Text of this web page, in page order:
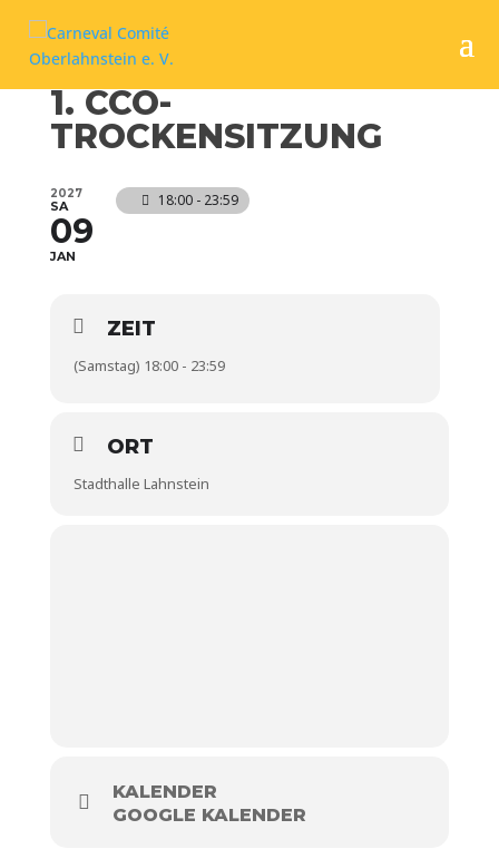
1. CCO-
TROCKENSITZUNG
2027
SA
09
JAN
18:00 - 23:59
ZEIT
(Samstag) 18:00 - 23:59
ORT
Stadthalle Lahnstein
KALENDER
GOOGLE KALENDER